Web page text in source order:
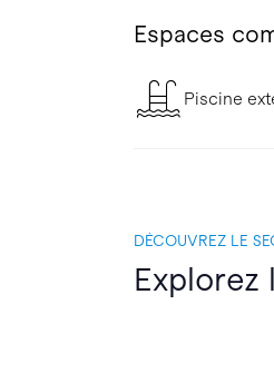
Espaces
Piscine
DÉCOUVREZ LE